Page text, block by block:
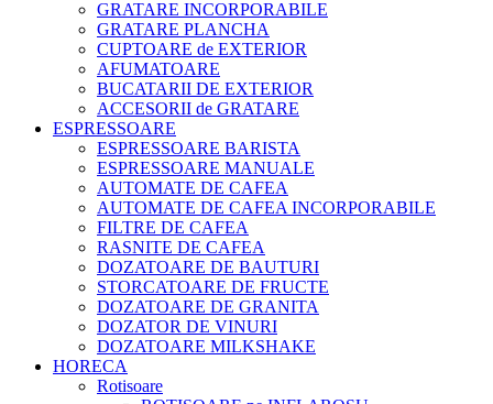
GRATARE INCORPORABILE
GRATARE PLANCHA
CUPTOARE de EXTERIOR
AFUMATOARE
BUCATARII DE EXTERIOR
ACCESORII de GRATARE
ESPRESSOARE
ESPRESSOARE BARISTA
ESPRESSOARE MANUALE
AUTOMATE DE CAFEA
AUTOMATE DE CAFEA INCORPORABILE
FILTRE DE CAFEA
RASNITE DE CAFEA
DOZATOARE DE BAUTURI
STORCATOARE DE FRUCTE
DOZATOARE DE GRANITA
DOZATOR DE VINURI
DOZATOARE MILKSHAKE
HORECA
Rotisoare